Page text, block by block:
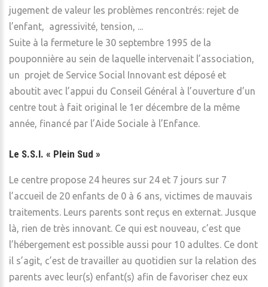
jugement de valeur les problèmes rencontrés: rejet de
l’enfant, agressivité, tension, ...
Suite à la fermeture le 30 septembre 1995 de la
pouponnière au sein de laquelle intervenait l’association,
un projet de Service Social Innovant est déposé et
aboutit avec l’appui du Conseil Général à l’ouverture d’un
centre tout à fait original le 1er décembre de la même
année, financé par l’Aide Sociale à l’Enfance.
Le S.S.I. « Plein Sud »
Le centre propose 24 heures sur 24 et 7 jours sur 7
l’accueil de 20 enfants de 0 à 6 ans, victimes de mauvais
traitements. Leurs parents sont reçus en externat. Jusque
là, rien de très innovant. Ce qui est nouveau, c’est que
l’hébergement est possible aussi pour 10 adultes. Ce dont
il s’agit, c’est de travailler au quotidien sur la relation des
parents avec leur(s) enfant(s) afin de favoriser chez eux